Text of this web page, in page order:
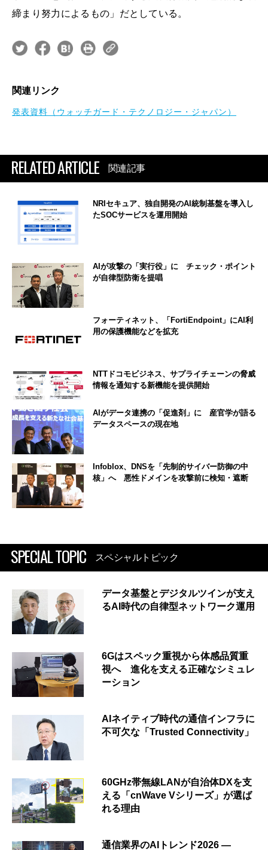
締まり努力によるもの」だとしている。
関連リンク
発表資料（ウォッチガード・テクノロジー・ジャパン）
RELATED ARTICLE 関連記事
NRIセキュア、独自開発のAI統制基盤を導入し
たSOCサービスを運用開始
AIが攻撃の「実行役」に チェック・ポイント
が自律型防衛を提唱
フォーティネット、「FortiEndpoint」にAI利
用の保護機能などを拡充
NTTドコモビジネス、サプライチェーンの脅威
情報を通知する新機能を提供開始
AIがデータ連携の「促進剤」に 産官学が語る
データスペースの現在地
Infoblox、DNSを「先制的サイバー防御の中
核」へ 悪性ドメインを攻撃前に検知・遮断
SPECIAL TOPIC スペシャルトピック
データ基盤とデジタルツインが支え
るAI時代の自律型ネットワーク運用
6Gはスペック重視から体感品質重
視へ 進化を支える正確なシミュレ
ーション
AIネイティブ時代の通信インフラに
不可欠な「Trusted Connectivity」
60GHz帯無線LANが自治体DXを支
える「cnWave Vシリーズ」が選ば
れる理由
通信業界のAIトレンド2026 ―